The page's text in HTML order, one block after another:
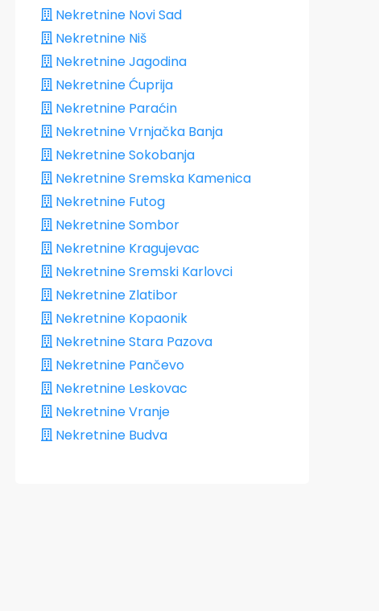
Nekretnine Novi Sad
Nekretnine Niš
Nekretnine Jagodina
Nekretnine Ćuprija
Nekretnine Paraćin
Nekretnine Vrnjačka Banja
Nekretnine Sokobanja
Nekretnine Sremska Kamenica
Nekretnine Futog
Nekretnine Sombor
Nekretnine Kragujevac
Nekretnine Sremski Karlovci
Nekretnine Zlatibor
Nekretnine Kopaonik
Nekretnine Stara Pazova
Nekretnine Pančevo
Nekretnine Leskovac
Nekretnine Vranje
Nekretnine Budva